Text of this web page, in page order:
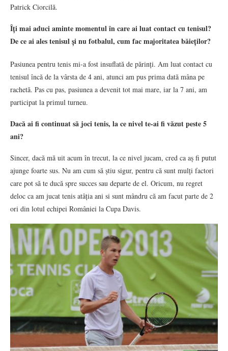
Patrick Ciorcilă.
Îți mai aduci aminte momentul în care ai luat contact cu tenisul?
De ce ai ales tenisul și nu fotbalul, cum fac majoritatea băieților?
Pasiunea pentru tenis mi-a fost insuflată de părinți. Am luat contact cu
tenisul încă de la vârsta de 4 ani, atunci am pus prima dată mâna pe
rachetă. Pas cu pas, pasiunea a devenit tot mai mare, iar la 7 ani, am
participat la primul turneu.
Dacă ai fi continuat să joci tenis, la ce nivel te-ai fi văzut peste 5
ani?
Sincer, dacă mă uit acum în trecut, la ce nivel jucam, cred ca aș fi putut
ajunge foarte sus. Nu am cum să știu sigur, pentru că sunt mulți factori
care pot să te ducă spre succes sau departe de el. Oricum, nu regret
deloc ca am jucat tenis atâția ani si sunt mândru că am facut parte de 2
ori din lotul echipei României la Cupa Davis.